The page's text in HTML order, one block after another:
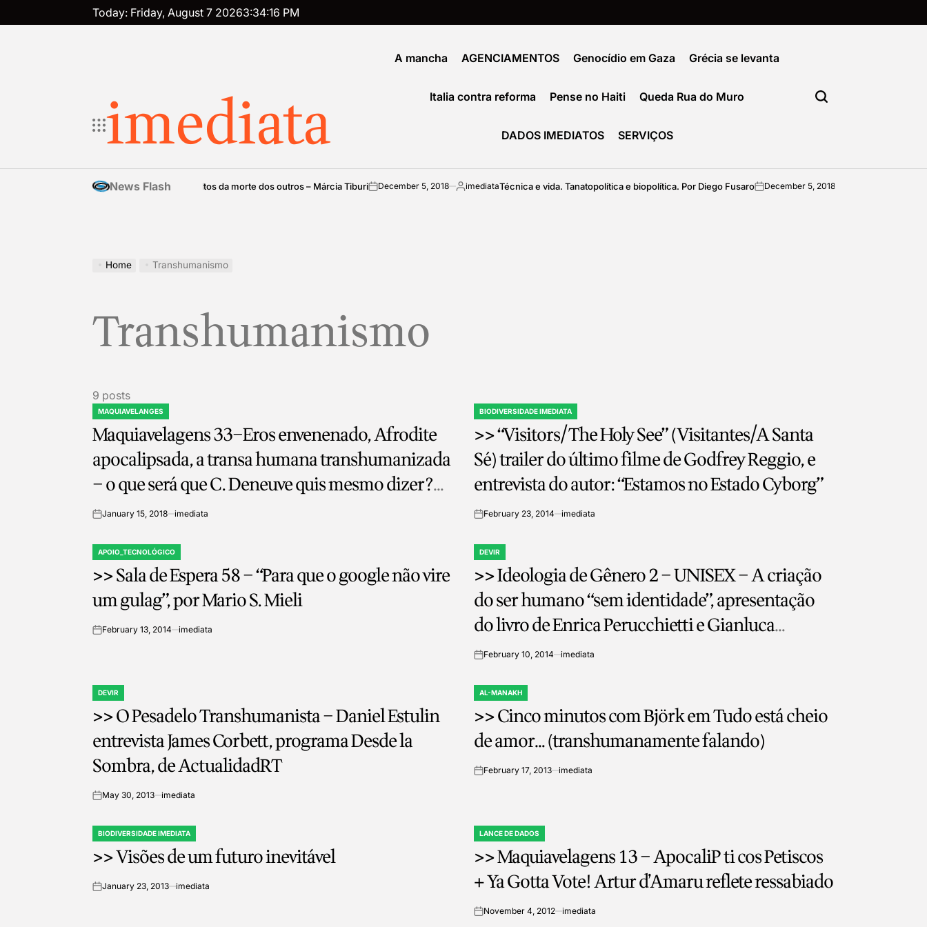
to
Today: Friday, August 7 20263:34:16 PM
imediata
A mancha AGENCIAMENTOS Genocídio em Gaza Grécia se levanta
Italia contra reforma Pense no Haiti Queda Rua do Muro
DADOS IMEDIATOS SERVIÇOS
News Flash
Tanatopolítica: regulamentos ocultos da morte dos outros – Márcia TiburionDecember 5, 2018 Posted
imediataTécnica e vida. Tanatopolítica e biopolítica. Por Diego FusaroonDecember 5, 2018 Posted
Home Transhumanismo
Transhumanismo
9 posts
POSTED
IN
MAQUIAVELANGES
Maquiavelagens 33–Eros envenenado, Afrodite
apocalipsada, a transa humana transhumanizada
– o que será que C. Deneuve quis mesmo dizer?
por Artur d’Amaru
onJanuary 15, 2018 imediata
POSTED
IN
BIODIVERSIDADE IMEDIATA
>> “Visitors/The Holy See” (Visitantes/A Santa
Sé) trailer do último filme de Godfrey Reggio, e
entrevista do autor: “Estamos no Estado Cyborg”
onFebruary 23, 2014 imediata
POSTED
IN
APOIO_TECNOLÓGICO
>> Sala de Espera 58 – “Para que o google não vire
um gulag”, por Mario S. Mieli
onFebruary 13, 2014 imediata
POSTED
IN
DEVIR
>> Ideologia de Gênero 2 – UNISEX – A criação
do ser humano “sem identidade”, apresentação
do livro de Enrica Perucchietti e Gianluca
Marletta
onFebruary 10, 2014 imediata
POSTED
IN
DEVIR
>> O Pesadelo Transhumanista – Daniel Estulin
entrevista James Corbett, programa Desde la
Sombra, de ActualidadRT
onMay 30, 2013 imediata
POSTED
IN
AL-MANAKH
>> Cinco minutos com Björk em Tudo está cheio
de amor… (transhumanamente falando)
onFebruary 17, 2013 imediata
POSTED
IN
BIODIVERSIDADE IMEDIATA
>> Visões de um futuro inevitável
onJanuary 23, 2013 imediata
POSTED
IN
LANCE DE DADOS
>> Maquiavelagens 13 – ApocaliP ti cos Petiscos
+ Ya Gotta Vote! Artur d’Amaru reflete ressabiado
onNovember 4, 2012 imediata